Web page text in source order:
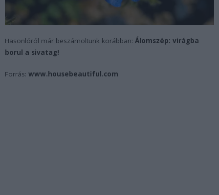
Hasonlóról már beszámoltunk korábban: Álomszép: virágba
borul a sivatag!
Forrás: www.housebeautiful.com